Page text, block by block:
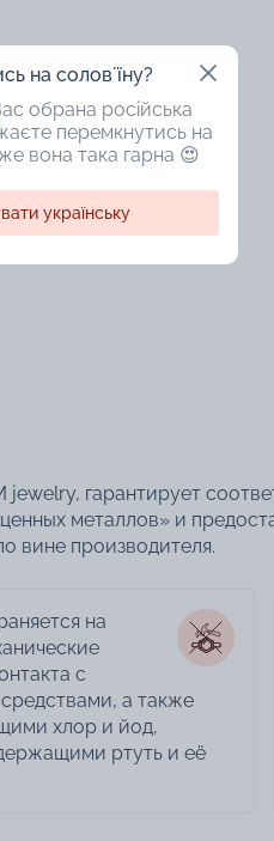
jewelry, гарантирует
металлов» и
вине производителя.
на
с
а также
хлор и йод,
ртуть и её
на соловʼїну?
обрана російська
перемкнутись на
вона така гарна 😍
українську